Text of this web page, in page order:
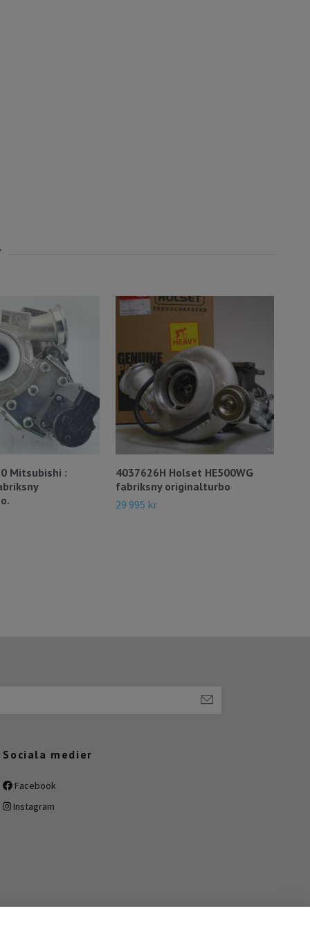
Mitsubishi :
4037626H Holset HE500WG
fabriksny originalturbo
29 995 kr
Sociala medier
Facebook
Instagram